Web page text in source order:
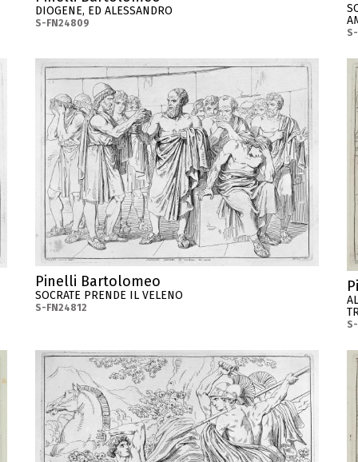
DIOGENE, ED ALESSANDRO
S-FN24809
Pinelli Bartolomeo
SOCRATE PRENDE IL VELENO
S-FN24812